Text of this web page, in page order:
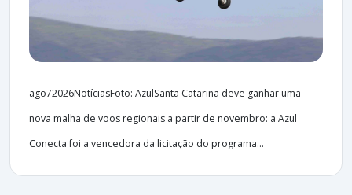
ago72026NotíciasFoto: AzulSanta Catarina deve ganhar uma
nova malha de voos regionais a partir de novembro: a Azul
Conecta foi a vencedora da licitação do programa...